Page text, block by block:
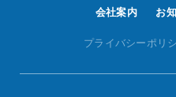
会社案内
お
プライバシーポリ